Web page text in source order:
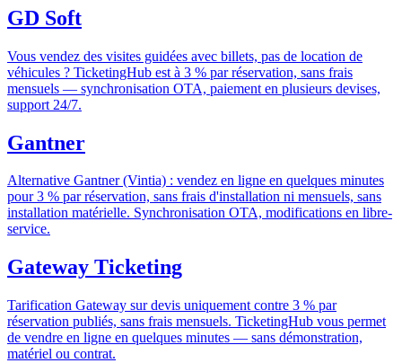
GD Soft
Vous vendez des visites guidées avec billets, pas de location de
véhicules ? TicketingHub est à 3 % par réservation, sans frais
mensuels — synchronisation OTA, paiement en plusieurs devises,
support 24/7.
Gantner
Alternative Gantner (Vintia) : vendez en ligne en quelques minutes
pour 3 % par réservation, sans frais d'installation ni mensuels, sans
installation matérielle. Synchronisation OTA, modifications en libre-
service.
Gateway Ticketing
Tarification Gateway sur devis uniquement contre 3 % par
réservation publiés, sans frais mensuels. TicketingHub vous permet
de vendre en ligne en quelques minutes — sans démonstration,
matériel ou contrat.